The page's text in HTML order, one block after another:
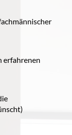
erfahrenen